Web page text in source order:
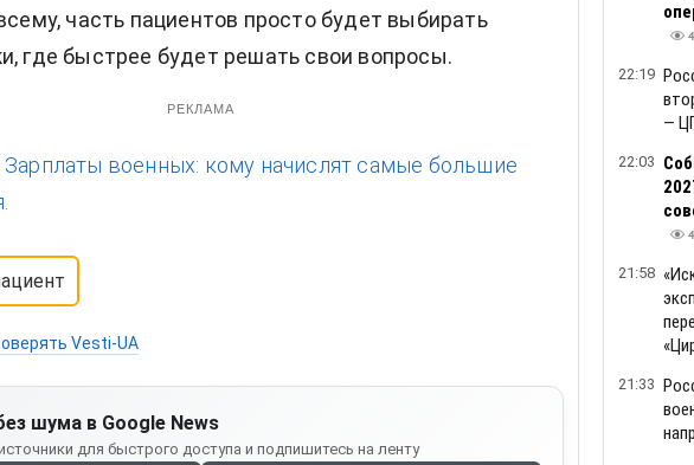
часть пациентов просто будет выбирать
где быстрее будет решать свои вопросы.
РЕКЛАМА
Зарплаты военных: кому начислят самые большие
Vesti-UA
шума в Google News
для быстрого доступа и подпишитесь на ленту
22:19
—
22:03
21:58
21:33